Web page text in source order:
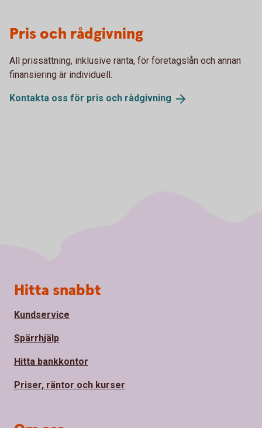
Pris och rådgivning
All prissättning, inklusive ränta, för företagslån och annan
finansiering är individuell.
Kontakta oss för pris och rådgivning
Sidfot
Hitta snabbt
Kundservice
Spärrhjälp
Hitta bankkontor
Priser, räntor och kurser